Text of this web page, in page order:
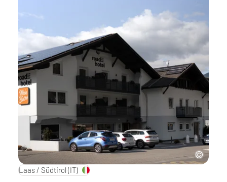
Laas / Südtirol (IT)